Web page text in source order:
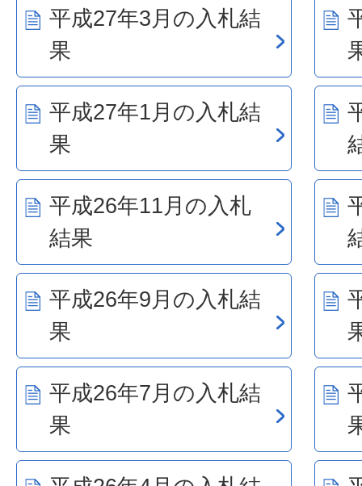
平成27年3月の入札結
果
平成27年1月の入札結
果
平成26年11月の入札
結果
平成26年9月の入札結
果
平成26年7月の入札結
果